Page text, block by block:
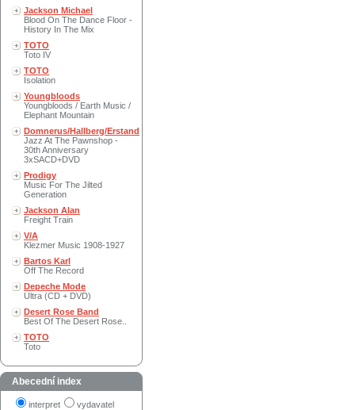
Jackson Michael
Blood On The Dance Floor -
History In The Mix
TOTO
Toto IV
TOTO
Isolation
Youngbloods
Youngbloods / Earth Music /
Elephant Mountain
Domnerus/Hallberg/Erstand
Jazz At The Pawnshop -
30th Anniversary
3xSACD+DVD
Prodigy
Music For The Jilted
Generation
Jackson Alan
Freight Train
V/A
Klezmer Music 1908-1927
Bartos Karl
Off The Record
Depeche Mode
Ultra (CD + DVD)
Desert Rose Band
Best Of The Desert Rose..
TOTO
Toto
Abecední index
interpret vydavatel